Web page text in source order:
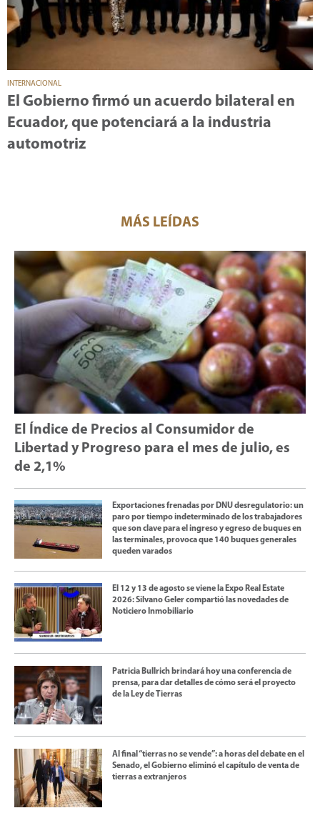
INTERNACIONAL
El Gobierno firmó un acuerdo bilateral en
Ecuador, que potenciará a la industria
automotriz
MÁS LEÍDAS
El Índice de Precios al Consumidor de
Libertad y Progreso para el mes de julio, es
de 2,1%
Exportaciones frenadas por DNU desregulatorio: un
paro por tiempo indeterminado de los trabajadores
que son clave para el ingreso y egreso de buques en
las terminales, provoca que 140 buques generales
queden varados
El 12 y 13 de agosto se viene la Expo Real Estate
2026: Silvano Geler compartió las novedades de
Noticiero Inmobiliario
Patricia Bullrich brindará hoy una conferencia de
prensa, para dar detalles de cómo será el proyecto
de la Ley de Tierras
Al final “tierras no se vende”: a horas del debate en el
Senado, el Gobierno eliminó el capítulo de venta de
tierras a extranjeros